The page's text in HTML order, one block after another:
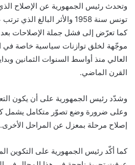
وتحدث رئيس الجمهورية عن الإصلاح
تونس سنة 1958 والأثر البالغ
كما تعرّض إلى فشل جملة الإصلاحات
موجّهة لخلق توازنات سياسية خاصة في
العالي منذ أواسط السنوات الثمانين
القرن الماضي.
وشدّد رئيس الجمهورية على أن يكون
وعلى ضرورة وضع تصوّر متكامل يشمل كل
إصلاح مرحلة بمعزل عن المراحل الأخرى.
كما أكّد رئيس الجمهورية على التكوين